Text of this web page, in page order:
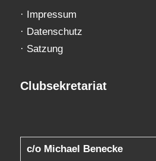
·
Impressum
· Datenschutz
· Satzung
Clubsekretariat
c/o Michael Benecke